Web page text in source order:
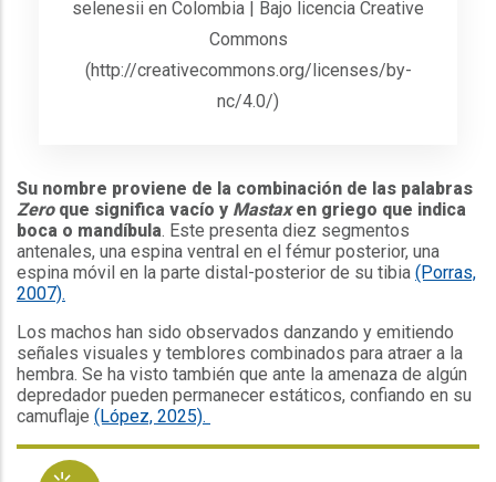
selenesii en Colombia | Bajo licencia Creative
Commons
(http://creativecommons.org/licenses/by-
nc/4.0/)
Su nombre proviene de la combinación de las palabras
Zeroque significa vacío y Mastaxen griego que indica
boca o mandíbula. Este presenta diez segmentos
antenales, una espina ventral en el fémur posterior, una
espina móvil en la parte distal-posterior de su tibia (Porras,
2007).
Los machos han sido observados danzando y emitiendo
señales visuales y temblores combinados para atraer a la
hembra. Se ha visto también que ante la amenaza de algún
depredador pueden permanecer estáticos, confiando en su
camuflaje (López, 2025).